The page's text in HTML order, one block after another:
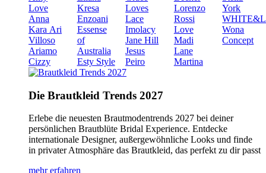
Love
Anna
Kara Ari
Villoso
Ariamo
Cizzy
Kresa
Enzoani
Essense
of
Australia
Esty Style
Loves
Lace
Imolacy
Jane Hill
Jesus
Peiro
Lorenzo
Rossi
Love
Madi
Lane
Martina
York
Wona
Concept
Die Brautkleid Trends 2027
Erlebe die neuesten Brautmodentrends 2027 bei deiner
persönlichen Brautblüte Bridal Experience. Entdecke
internationale Designer, außergewöhnliche Looks und finde
in privater Atmosphäre das Brautkleid, das perfekt zu dir passt
mehr erfahren